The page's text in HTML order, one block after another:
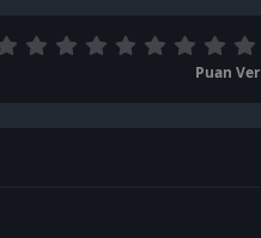
Puan Ver